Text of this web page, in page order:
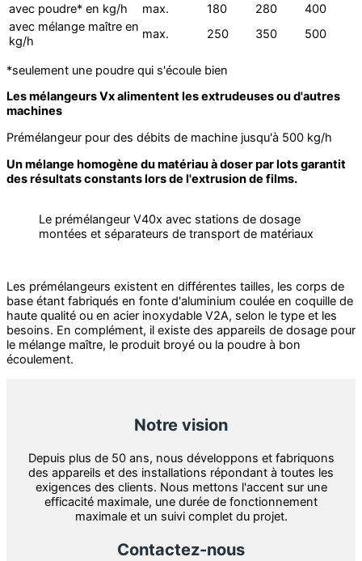
avec poudre* en kg/h
max. 180 280
400
avec mélange maître en
kg/h
max. 250 350 500
*seulement une poudre qui s'écoule bien
Les mélangeurs Vx alimentent les extrudeuses ou d'autres
machines
Prémélangeur pour des débits de machine jusqu'à 500 kg/h
Un mélange homogène du matériau à doser par lots garantit
des résultats constants lors de l'extrusion de films.
Le prémélangeur V40x avec stations de dosage
montées et séparateurs de transport de matériaux
Les prémélangeurs existent en différentes tailles, les corps de
base étant fabriqués en fonte d'aluminium coulée en coquille de
haute qualité ou en acier inoxydable V2A, selon le type et les
besoins. En complément, il existe des appareils de dosage pour
le mélange maître, le produit broyé ou la poudre à bon
écoulement.
Notre vision
Depuis plus de 50 ans, nous développons et fabriquons
des appareils et des installations répondant à toutes les
exigences des clients. Nous mettons l'accent sur une
efficacité maximale, une durée de fonctionnement
maximale et un suivi complet du projet.
Contactez-nous